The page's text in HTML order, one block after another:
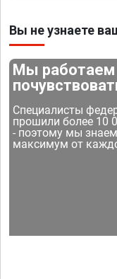
Вы не узнаете
Мы работаем
Специалисты
прошили более 10
- поэтому мы
максимум от